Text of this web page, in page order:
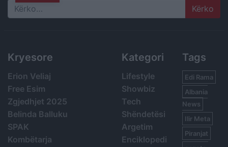
Search
Kryesore
Erion Veliaj
Free Esim
Zgjedhjet 2025
Belinda Balluku
SPAK
Kombëtarja
Kategori
Lifestyle
Showbiz
Tech
Shëndetësi
Argetim
Enciklopedi
Tags
Edi Rama
Albania
News
Ilir Meta
Piranjat